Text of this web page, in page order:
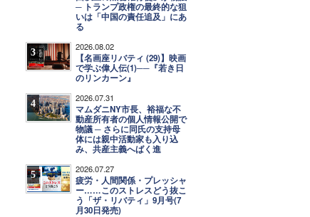
─ トランプ政権の最終的な狙
いは「中国の責任追及」にあ
る
3 2026.08.02
【名画座リバティ (29)】映画
で学ぶ偉人伝(1)──『若き日
のリンカーン』
4 2026.07.31
マムダニNY市長、裕福な不
動産所有者の個人情報公開で
物議 ─ さらに同氏の支持母
体には親中活動家も入り込
み、共産主義へばく進
5 2026.07.27
疲労・人間関係・プレッシャ
ー……このストレスどう抜こ
う「ザ・リバティ」9月号(7
月30日発売)